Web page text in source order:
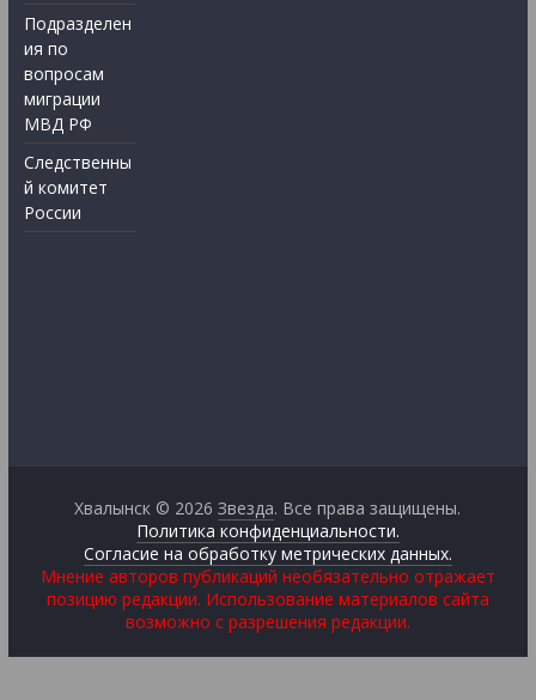
Подразделен
ия по
вопросам
миграции
МВД РФ
Следственны
й комитет
России
Хвалынск © 2026Звезда. Все права защищены.
Политика конфиденциальности.
Согласие на обработку метрических данных.
Мнение авторов публикаций необязательно отражает
позицию редакции. Использование материалов сайта
возможно с разрешения редакции.